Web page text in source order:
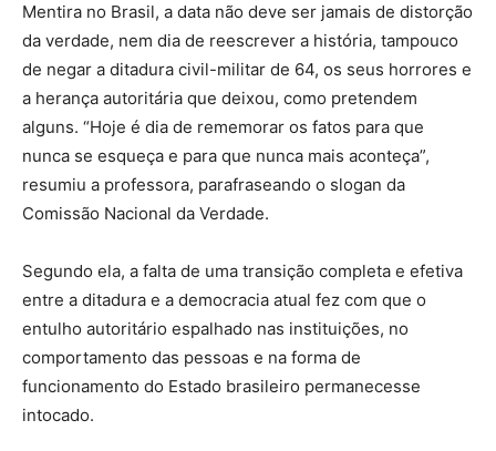
Mentira no Brasil, a data não deve ser jamais de distorção
da verdade, nem dia de reescrever a história, tampouco
de negar a ditadura civil-militar de 64, os seus horrores e
a herança autoritária que deixou, como pretendem
alguns. “Hoje é dia de rememorar os fatos para que
nunca se esqueça e para que nunca mais aconteça”,
resumiu a professora, parafraseando o slogan da
Comissão Nacional da Verdade.
Segundo ela, a falta de uma transição completa e efetiva
entre a ditadura e a democracia atual fez com que o
entulho autoritário espalhado nas instituições, no
comportamento das pessoas e na forma de
funcionamento do Estado brasileiro permanecesse
intocado.